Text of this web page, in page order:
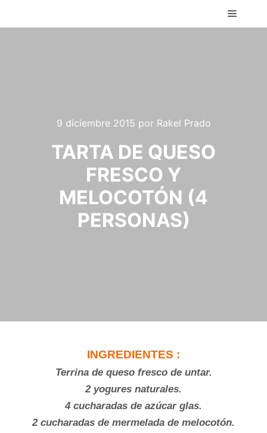
Menú
9 diciembre 2015 por Rakel Prado
TARTA DE QUESO
FRESCO Y
MELOCOTÓN (4
PERSONAS)
INGREDIENTES :
Terrina de queso fresco de untar.
2 yogures naturales.
4 cucharadas de azúcar glas.
2 cucharadas de mermelada de melocotón.